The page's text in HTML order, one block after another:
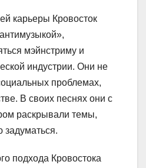
карьеры Кровосток
мэйнстриму и
индустрии. Они не
проблемах,
В своих песнях они с
раскрывали темы,
задуматься.
подхода Кровостока